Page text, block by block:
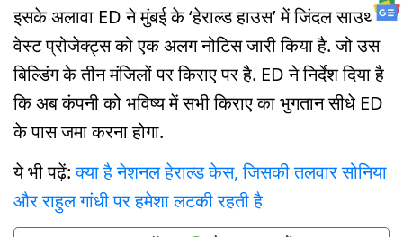
इसके अलावा ED ने मुंबई के ‘हेराल्ड हाउस’ में जिंदल साउथ
वेस्ट प्रोजेक्ट्स को एक अलग नोटिस जारी किया है. जो उस
बिल्डिंग के तीन मंजिलों पर किराए पर है. ED ने निर्देश दिया है
कि अब कंपनी को भविष्य में सभी किराए का भुगतान सीधे ED
के पास जमा करना होगा.
ये भी पढ़ें:क्या है नेशनल हेराल्ड केस, जिसकी तलवार सोनिया
और राहुल गांधी पर हमेशा लटकी रहती है